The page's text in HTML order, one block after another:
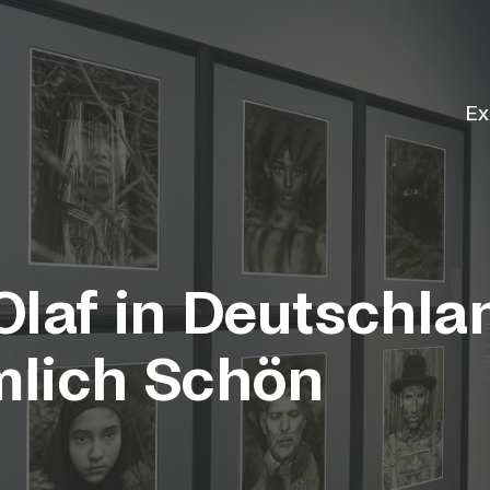
in
Schön